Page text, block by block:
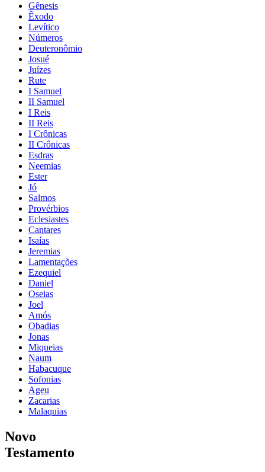
Gênesis
Êxodo
Levítico
Números
Deuteronômio
Josué
Juízes
Rute
I Samuel
II Samuel
I Reis
II Reis
I Crônicas
II Crônicas
Esdras
Neemias
Ester
Jó
Salmos
Provérbios
Eclesiastes
Cantares
Isaías
Jeremias
Lamentações
Ezequiel
Daniel
Oseias
Joel
Amós
Obadias
Jonas
Miqueias
Naum
Habacuque
Sofonias
Ageu
Zacarias
Malaquias
Novo
Testamento